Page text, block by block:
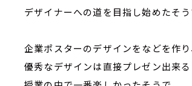
デザイナーへの道を目指し始めたそう
企業ポスターのデザインをなどを作り
優秀なデザインは直接プレゼン出来る